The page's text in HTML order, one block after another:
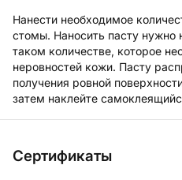
Нанести необходимое
стомы. Наносить пасту
таком количестве, которое
неровностей кожи. Пасту
получения ровной
затем наклейте
Сертификаты